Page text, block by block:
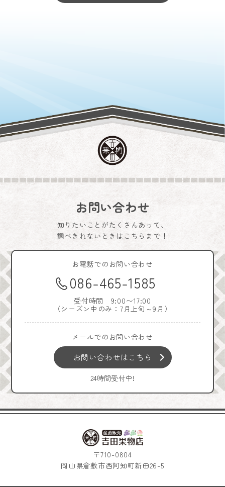
お問い合わせ
知りたいことがたくさんあって、
調べきれないときはこちらまで！
お電話でのお問い合わせ
086-465-1585
受付時間 9:00〜17:00
（シーズン中のみ：7月上旬～9月）
メールでのお問い合わせ
お問い合わせはこちら
24時間受付中!
〒710-0804
岡山県倉敷市西阿知町新田26-5